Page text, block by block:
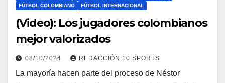
FÚTBOL COLOMBIANO
FÚTBOL INTERNACIONAL
(Video): Los jugadores colombianos
mejor valorizados
08/10/2024 REDACCIÓN 10 SPORTS
La mayoría hacen parte del proceso de Néstor